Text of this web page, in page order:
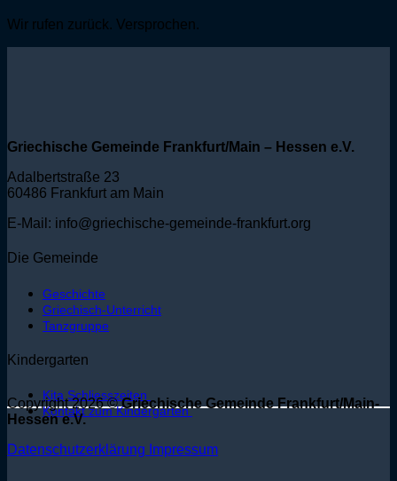
Wir rufen zurück. Versprochen.
Griechische Gemeinde Frankfurt/Main – Hessen e.V.
Adalbertstraße 23
60486 Frankfurt am Main
E-Mail: info@griechische-gemeinde-frankfurt.org
Die Gemeinde
Geschichte
Griechisch-Unterricht
Tanzgruppe
Kindergarten
Kita Schliesszeiten
Kontakt zum Kindergarten
Copyright 2026 ©Griechische Gemeinde Frankfurt/Main-
Hessen e.V.
Datenschutzerklärung Impressum